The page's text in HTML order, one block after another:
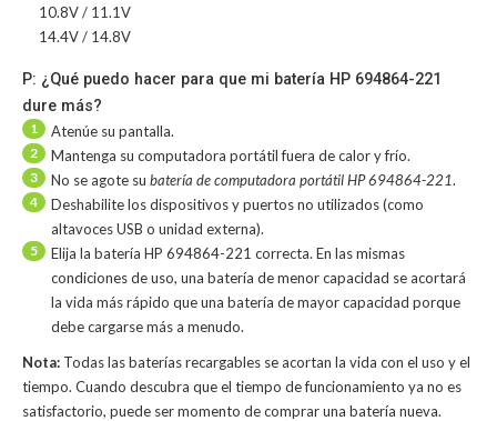
10.8V / 11.1V
14.4V / 14.8V
P: ¿Qué puedo hacer para que mi batería HP 694864-221
dure más?
1 Atenúe su pantalla.
2 Mantenga su computadora portátil fuera de calor y frío.
3 No se agote su batería de computadora portátil HP 694864-221.
4
Deshabilite los dispositivos y puertos no utilizados (como
altavoces USB o unidad externa).
5
Elija la batería HP 694864-221 correcta. En las mismas
condiciones de uso, una batería de menor capacidad se acortará
la vida más rápido que una batería de mayor capacidad porque
debe cargarse más a menudo.
Nota: Todas las baterías recargables se acortan la vida con el uso y el
tiempo. Cuando descubra que el tiempo de funcionamiento ya no es
satisfactorio, puede ser momento de comprar una batería nueva.